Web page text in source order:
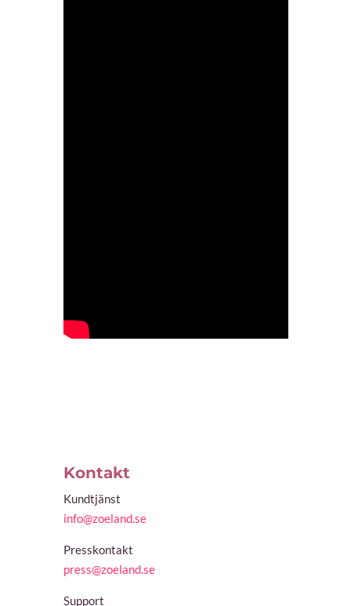
Kontakt
Kundtjänst
info@zoeland.se
Presskontakt
press@zoeland.se
Support